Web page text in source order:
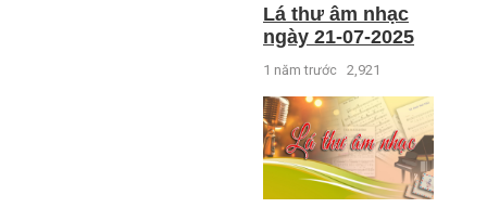
Lá thư âm nhạc
ngày 21-07-2025
1 năm trước 2,921